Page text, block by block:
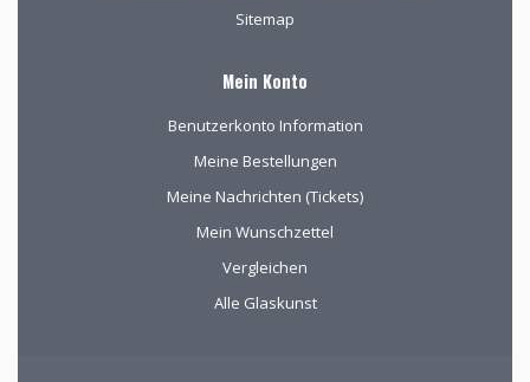
Sitemap
Mein Konto
Benutzerkonto Information
Meine Bestellungen
Meine Nachrichten (Tickets)
Mein Wunschzettel
Vergleichen
Alle Glaskunst